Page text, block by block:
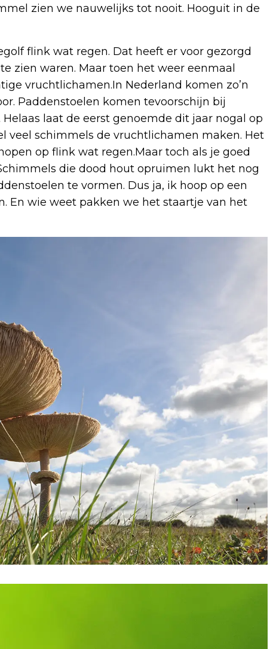
zien we nauwelijks tot nooit. Hooguit in de
flink wat regen. Dat heeft er voor gezorgd
zien waren. Maar toen het weer eenmaal
vruchtlichamen.In Nederland komen zo’n
Paddenstoelen komen tevoorschijn bij
laat de eerst genoemde dit jaar nogal op
veel schimmels de vruchtlichamen maken. Het
op flink wat regen.Maar toch als je goed
die dood hout opruimen lukt het nog
te vormen. Dus ja, ik hoop op een
En wie weet pakken we het staartje van het